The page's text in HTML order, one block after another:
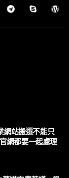
網站搬遷不能只
網都要一起處理